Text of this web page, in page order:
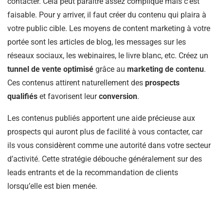
faisable. Pour y arriver, il faut créer du contenu qui plaira à
votre public cible. Les moyens de content marketing à votre
portée sont les articles de blog, les messages sur les
réseaux sociaux, les webinaires, le livre blanc, etc. Créez un
tunnel de vente optimisé grâce au marketing de contenu.
Ces contenus attirent naturellement des prospects
qualifiés et favorisent leurconversion.
Les contenus publiés apportent une aide précieuse aux
prospects qui auront plus de facilité à vous contacter, car
ils vous considèrent comme une autorité dans votre secteur
d’activité. Cette stratégie débouche généralement sur des
leads entrants et de la recommandation de clients
lorsqu’elle est bien menée.